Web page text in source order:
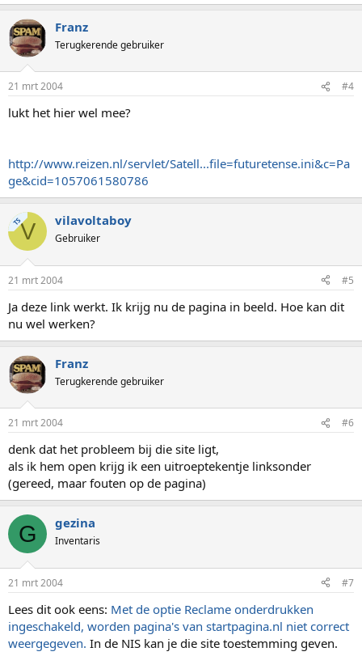
Franz
Terugkerende gebruiker
21 mrt 2004 #4
lukt het hier wel mee?
http://www.reizen.nl/servlet/Satell...file=futuretense.ini&c=Pa
ge&cid=1057061580786
TSV vilavoltaboy
Gebruiker
21 mrt 2004 #5
Ja deze link werkt. Ik krijg nu de pagina in beeld. Hoe kan dit
nu wel werken?
Franz
Terugkerende gebruiker
21 mrt 2004 #6
denk dat het probleem bij die site ligt,
als ik hem open krijg ik een uitroeptekentje linksonder
(gereed, maar fouten op de pagina)
G gezina
Inventaris
21 mrt 2004 #7
Lees dit ook eens: Met de optie Reclame onderdrukken
ingeschakeld, worden pagina's van startpagina.nl niet correct
weergegeven. In de NIS kan je die site toestemming geven.